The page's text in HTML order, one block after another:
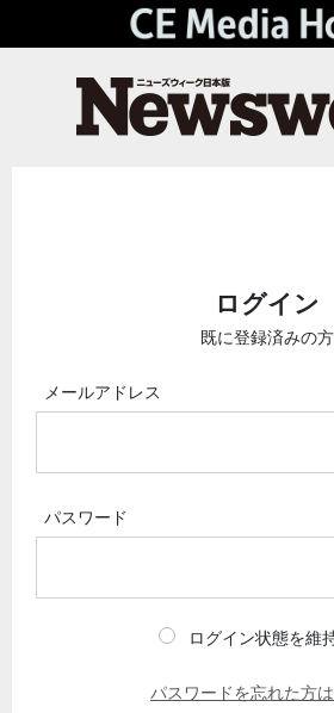
ログイン
既に登録済みの方
メールアドレス
パスワード
ログイン状態を維
パスワードを忘れた方